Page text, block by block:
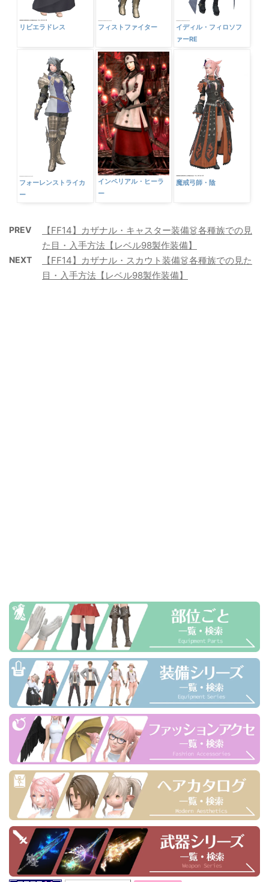
リビエラドレス フィストファイター
イディル・フィロソフ
ァーRE
フォーレンストライカ
ー
インペリアル・ヒーラ
ー
魔戒弓師・陰
PREV
【FF14】カザナル・キャスター装備👗各種族での見
た目・入手方法【レベル98製作装備】
NEXT
【FF14】カザナル・スカウト装備👗各種族での見た
目・入手方法【レベル98製作装備】